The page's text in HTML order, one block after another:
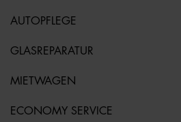
AUTOPFLEGE
GLASREPARATUR
MIETWAGEN
ECONOMY SERVICE